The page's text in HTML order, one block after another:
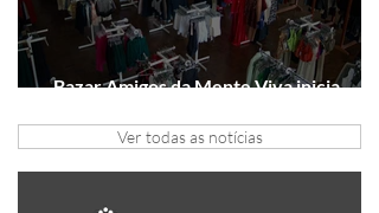
Bazar Amigos da Mente Viva inicia
Ver todas as notícias